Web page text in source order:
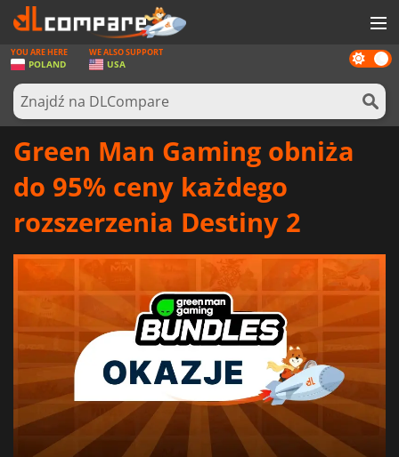
GRY
KARTY DO GIER
OPROGRAMOWANIE
ZALOGUJ SIĘ LUB ZAREJESTRUJ
Dark
mode
YOU ARE HERE
POLAND
WE ALSO SUPPORT
USA
Green Man Gaming obniża
do 95% ceny każdego
rozszerzenia Destiny 2